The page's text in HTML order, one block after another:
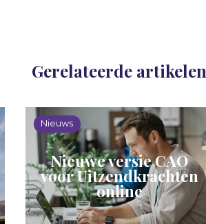
Gerelateerde artikelen
Nieuws
Nieuwe versie CAO
voor Uitzendkrachten
online